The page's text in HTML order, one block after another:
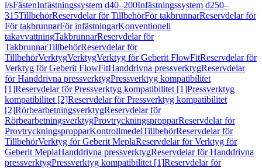
l/sFästenInfästningssystem d40–200Infästningssystem d250–
315TillbehörReservdelar för TillbehörFör takbrunnarReservdelar för
För takbrunnarFör infästningarKonventionell
takavvattningTakbrunnarReservdelar för
TakbrunnarTillbehörReservdelar för
TillbehörVerktygVerktygVerktyg för Geberit FlowFitReservdelar för
Verktyg för Geberit FlowFitHanddrivna pressverktygReservdelar
för Handdrivna pressverktygPressverktyg kompatibilitet
[1]Reservdelar för Pressverktyg kompatibilitet [1]Pressverktyg
kompatibilitet [2]Reservdelar för Pressverktyg kompatibilitet
[2]RörbearbetningsverktygReservdelar för
RörbearbetningsverktygProvtryckningspropparReservdelar för
ProvtryckningspropparKontrollmedelTillbehörReservdelar för
TillbehörVerktyg för Geberit MeplaReservdelar för Verktyg för
Geberit MeplaHanddrivna pressverktygReservdelar för Handdrivna
pressverktygPressverktyg kompatibilitet [1]Reservdelar för